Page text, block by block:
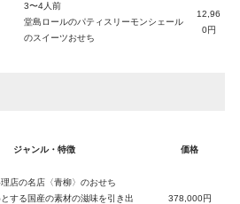
3〜4人前
堂島ロールのパティスリーモンシェール
のスイーツおせち
12,96
0円
ジャンル・特徴 価格
店の名店〈青柳〉のおせち
する国産の素材の滋味を引き出
378,000円